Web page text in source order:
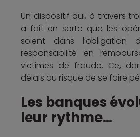
Un dispositif qui, à travers
a fait en sorte que les
soient dans l’obligation
responsabilité en
victimes de fraude. Ce,
délais au risque de se faire
Les banques
leur rythme…